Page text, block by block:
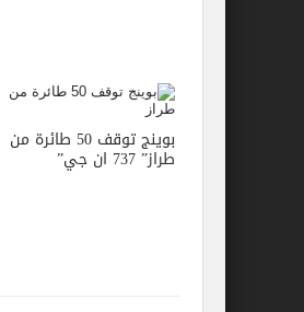
بوينج توقف 50 طائرة من
طراز” 737 ان جي”